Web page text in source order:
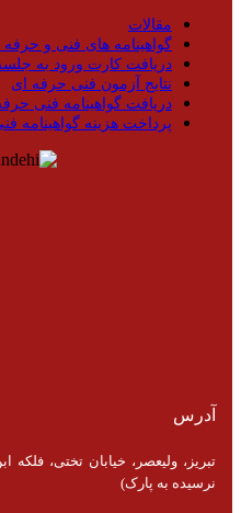
مقالات
گواهینامه های فنی و حرفه
دریافت کارت ورود به
نتایج آزمون فنی حرفه ای
دریافت گواهینامه فنی
پرداخت هزینه گواهینامه
آدرس
نرسیده به پارک)